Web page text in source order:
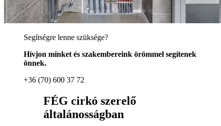
Segítségre lenne szüksége?
Hívjon minket és szakembereink örömmel segítenek
önnek.
+36 (70) 600 37 72
FÉG cirkó szerelő
általánosságban